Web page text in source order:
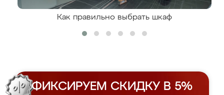
Как правильно выбрать шкаф
ФИКСИРУЕМ СКИДКУ В 5%